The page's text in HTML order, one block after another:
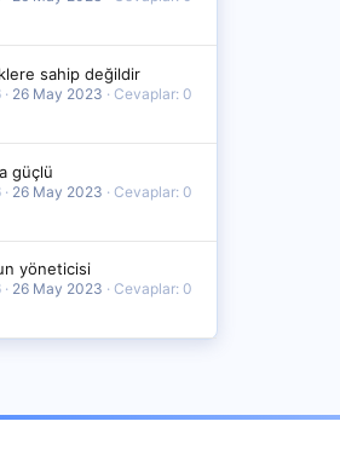
sahip değildir
26 May 2023
Cevaplar: 0
güçlü
26 May 2023
Cevaplar: 0
yöneticisi
26 May 2023
Cevaplar: 0